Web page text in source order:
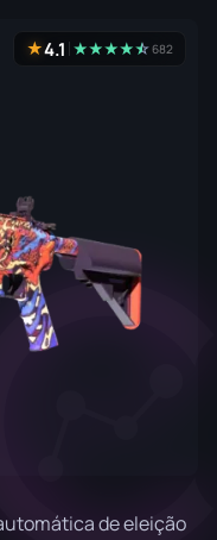
★4.1 ★★★★★
☆682
de eleição